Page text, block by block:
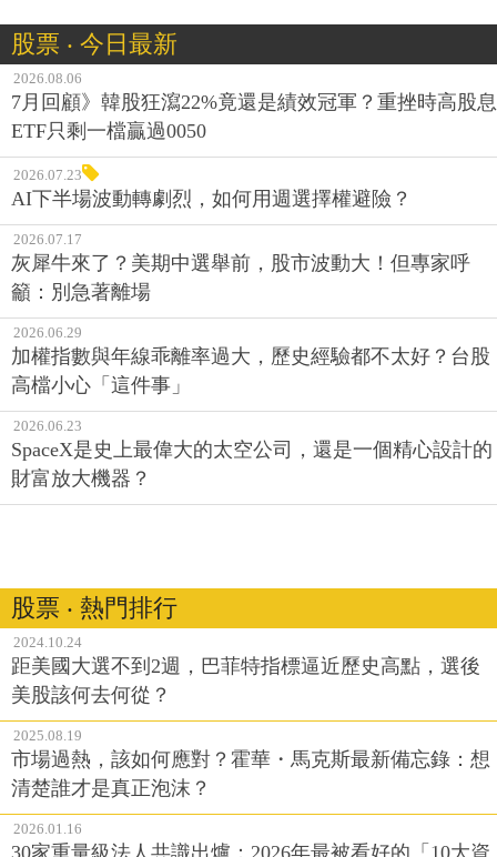
股票 ‧ 今日最新
2026.08.06
7月回顧》韓股狂瀉22%竟還是績效冠軍？重挫時高股息
ETF只剩一檔贏過0050
2026.07.23
AI下半場波動轉劇烈，如何用週選擇權避險？
2026.07.17
灰犀牛來了？美期中選舉前，股市波動大！但專家呼
籲：別急著離場
2026.06.29
加權指數與年線乖離率過大，歷史經驗都不太好？台股
高檔小心「這件事」
2026.06.23
SpaceX是史上最偉大的太空公司，還是一個精心設計的
財富放大機器？
股票 ‧ 熱門排行
2024.10.24
距美國大選不到2週，巴菲特指標逼近歷史高點，選後
美股該何去何從？
2025.08.19
市場過熱，該如何應對？霍華・馬克斯最新備忘錄：想
清楚誰才是真正泡沫？
2026.01.16
30家重量級法人共識出爐：2026年最被看好的「10大資